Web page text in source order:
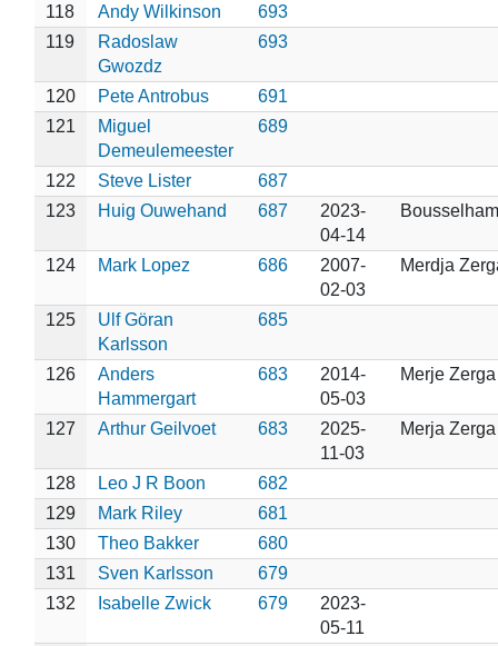
118
Andy Wilkinson
693
119
Radoslaw
Gwozdz
693
120 Pete Antrobus
691
121
Miguel
Demeulemeester
689
122 Steve Lister
687
123
Huig Ouwehand 687
2023-
04-14
Bousselham
124 Mark Lopez 686
2007-
02-03
Merdja
125
Ulf Göran
Karlsson
685
126
Anders
Hammergart
683
2014-
05-03
Merje Zerga
127 Arthur Geilvoet 683
2025-
11-03
Merja Zerga
128 Leo J R Boon
682
129
Mark Riley
681
130
Theo Bakker
680
131
Sven Karlsson
679
132
Isabelle Zwick 679
2023-
05-11